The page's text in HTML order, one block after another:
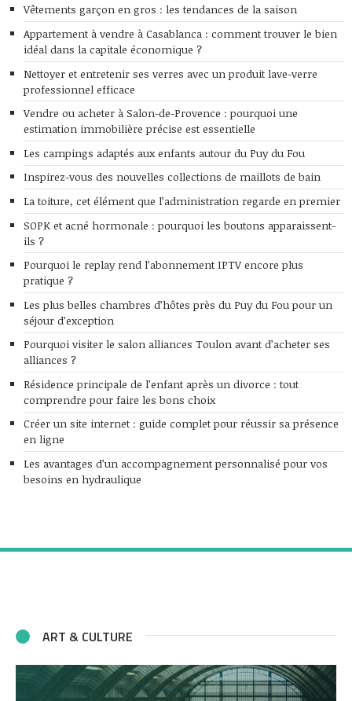
Vêtements garçon en gros : les tendances de la saison
Appartement à vendre à Casablanca : comment trouver le bien
idéal dans la capitale économique ?
Nettoyer et entretenir ses verres avec un produit lave-verre
professionnel efficace
Vendre ou acheter à Salon-de-Provence : pourquoi une
estimation immobilière précise est essentielle
Les campings adaptés aux enfants autour du Puy du Fou
Inspirez-vous des nouvelles collections de maillots de bain
La toiture, cet élément que l’administration regarde en premier
SOPK et acné hormonale : pourquoi les boutons apparaissent-
ils ?
Pourquoi le replay rend l’abonnement IPTV encore plus
pratique ?
Les plus belles chambres d’hôtes près du Puy du Fou pour un
séjour d’exception
Pourquoi visiter le salon alliances Toulon avant d’acheter ses
alliances ?
Résidence principale de l’enfant après un divorce : tout
comprendre pour faire les bons choix
Créer un site internet : guide complet pour réussir sa présence
en ligne
Les avantages d’un accompagnement personnalisé pour vos
besoins en hydraulique
ART & CULTURE